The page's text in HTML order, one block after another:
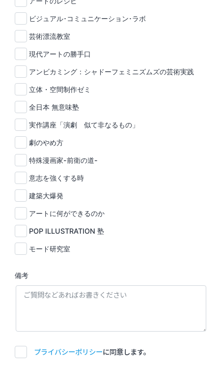
ビジュアル･コミュニケーション･ラボ
芸術漂流教室
現代アートの勝手口
アンビカミング：シャドーフェミニズムズの芸術実践
立体・空間制作ゼミ
全日本 無意味塾
実作講座「演劇 似て非なるもの」
劇のやめ方
特殊漫画家-前衛の道-
意志を強くする時
建築大爆発
アートに何ができるのか
POP ILLUSTRATION 塾
モード研究室
備考
プライバシーポリシーに同意します。